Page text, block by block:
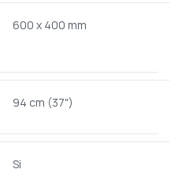
600 x 400 mm
94 cm (37")
Si